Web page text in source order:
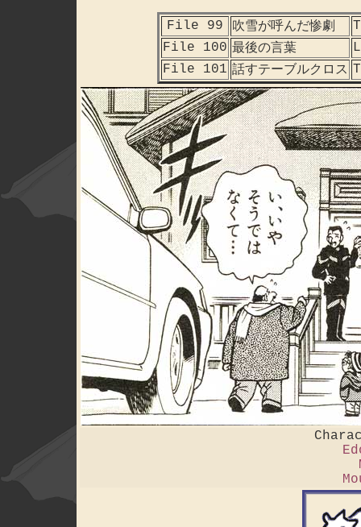
File 99 吹雪が呼んだ惨劇
File 100 最後の言葉
File 101 話すテーブルクロス